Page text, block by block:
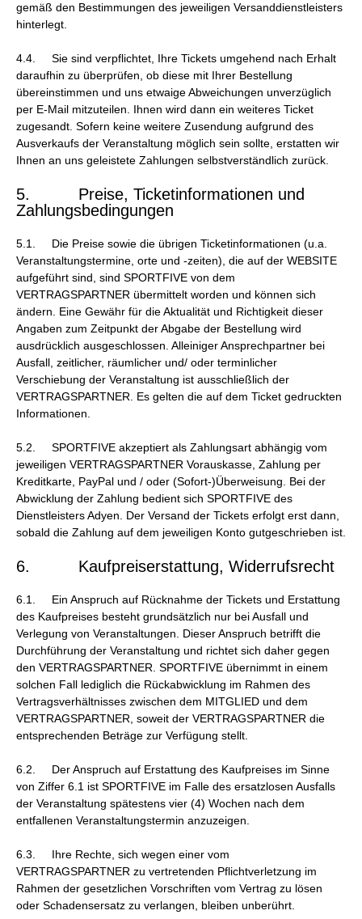
gemäß den Bestimmungen des jeweiligen Versanddienstleisters
hinterlegt.
4.4. Sie sind verpflichtet, Ihre Tickets umgehend nach Erhalt
daraufhin zu überprüfen, ob diese mit Ihrer Bestellung
übereinstimmen und uns etwaige Abweichungen unverzüglich
per E-Mail mitzuteilen. Ihnen wird dann ein weiteres Ticket
zugesandt. Sofern keine weitere Zusendung aufgrund des
Ausverkaufs der Veranstaltung möglich sein sollte, erstatten wir
Ihnen an uns geleistete Zahlungen selbstverständlich zurück.
5. Preise, Ticketinformationen und
Zahlungsbedingungen
5.1. Die Preise sowie die übrigen Ticketinformationen (u.a.
Veranstaltungstermine, orte und -zeiten), die auf der WEBSITE
aufgeführt sind, sind SPORTFIVE von dem
VERTRAGSPARTNER übermittelt worden und können sich
ändern. Eine Gewähr für die Aktualität und Richtigkeit dieser
Angaben zum Zeitpunkt der Abgabe der Bestellung wird
ausdrücklich ausgeschlossen. Alleiniger Ansprechpartner bei
Ausfall, zeitlicher, räumlicher und/ oder terminlicher
Verschiebung der Veranstaltung ist ausschließlich der
VERTRAGSPARTNER. Es gelten die auf dem Ticket gedruckten
Informationen.
5.2. SPORTFIVE akzeptiert als Zahlungsart abhängig vom
jeweiligen VERTRAGSPARTNER Vorauskasse, Zahlung per
Kreditkarte, PayPal und / oder (Sofort-)Überweisung. Bei der
Abwicklung der Zahlung bedient sich SPORTFIVE des
Dienstleisters Adyen. Der Versand der Tickets erfolgt erst dann,
sobald die Zahlung auf dem jeweiligen Konto gutgeschrieben ist.
6. Kaufpreiserstattung, Widerrufsrecht
6.1. Ein Anspruch auf Rücknahme der Tickets und Erstattung
des Kaufpreises besteht grundsätzlich nur bei Ausfall und
Verlegung von Veranstaltungen. Dieser Anspruch betrifft die
Durchführung der Veranstaltung und richtet sich daher gegen
den VERTRAGSPARTNER. SPORTFIVE übernimmt in einem
solchen Fall lediglich die Rückabwicklung im Rahmen des
Vertragsverhältnisses zwischen dem MITGLIED und dem
VERTRAGSPARTNER, soweit der VERTRAGSPARTNER die
entsprechenden Beträge zur Verfügung stellt.
6.2. Der Anspruch auf Erstattung des Kaufpreises im Sinne
von Ziffer 6.1 ist SPORTFIVE im Falle des ersatzlosen Ausfalls
der Veranstaltung spätestens vier (4) Wochen nach dem
entfallenen Veranstaltungstermin anzuzeigen.
6.3. Ihre Rechte, sich wegen einer vom
VERTRAGSPARTNER zu vertretenden Pflichtverletzung im
Rahmen der gesetzlichen Vorschriften vom Vertrag zu lösen
oder Schadensersatz zu verlangen, bleiben unberührt.